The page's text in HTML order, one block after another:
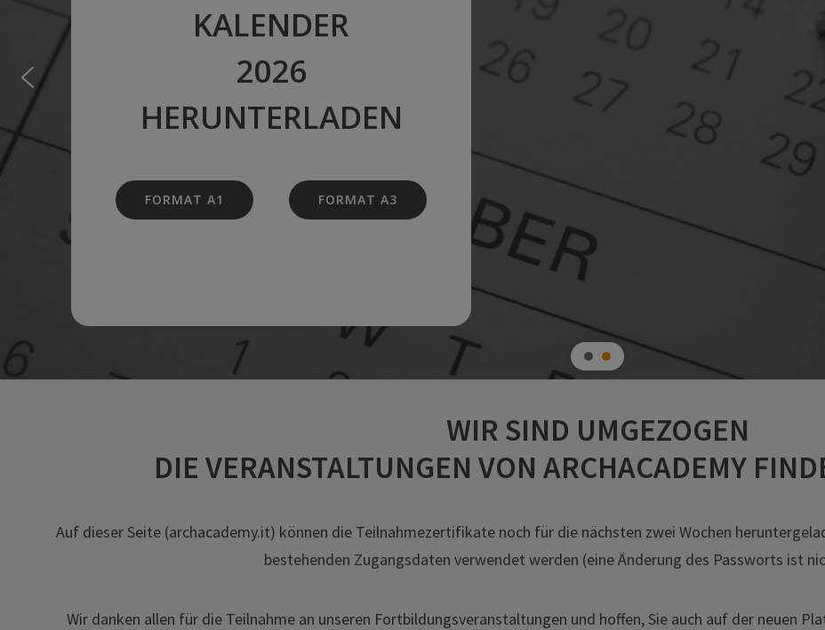
KALENDER
2026
HERUNTERLADEN
FORMAT A1 FORMAT A3
WIR SIND UMGEZOGEN
DIE VERANSTALTUNGEN VON ARCHACADEMY
Auf dieser Seite (archacademy.it) können die Teilnahmezertifikate noch für die nächsten zwei Wochen
bestehenden Zugangsdaten verwendet werden (eine Änderung des Passworts ist
Wir danken allen für die Teilnahme an unseren Fortbildungsveranstaltungen und hoffen, Sie auch auf der neuen